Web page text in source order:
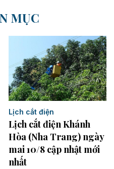
MỤC
Lịch cắt điện
Lịch cắt điện Khánh
Hòa (Nha Trang) ngày
mai 10/8 cập nhật mới
nhất